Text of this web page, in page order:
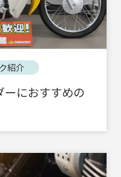
紹介
におすすめの